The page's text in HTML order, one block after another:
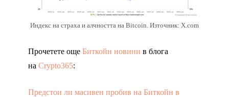
Индекс на страха и алчността на Bitcoin. Източник: X.com
Прочетете още Биткойн новини в блога
на Crypto365:
Предстои ли масивен пробив на Биткойн в